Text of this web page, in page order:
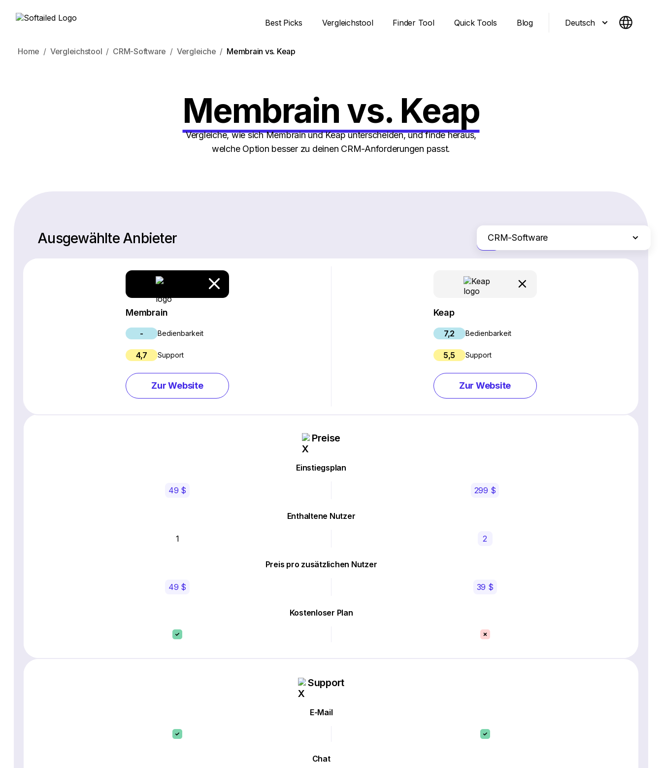
Best Picks Vergleichstool Finder Tool Quick Tools Blog Deutsch
Home Vergleichstool CRM-Software Vergleiche Membrain vs. Keap
Membrain vs. Keap
Vergleiche, wie sich Membrain und Keap unterscheiden, und finde heraus,
welche Option besser zu deinen CRM-Anforderungen passt.
Ausgewählte Anbieter CRM-Software
Webinar-Software
E-Commerce-Plattformen
Live Chat & Chatbot Software
Nur die Unterschiede
Membrain
- Bedienbarkeit
4,7 Support
Zur Website
Keap
7,2 Bedienbarkeit
5,5 Support
Zur Website
Preise
Einstiegsplan
49 $ 299 $
Enthaltene Nutzer
1 2
Preis pro zusätzlichen Nutzer
49 $ 39 $
Kostenloser Plan
Support
E-Mail
Chat